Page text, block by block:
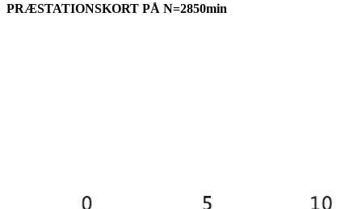
PRÆSTATIONSKORT PÅ N=2850min